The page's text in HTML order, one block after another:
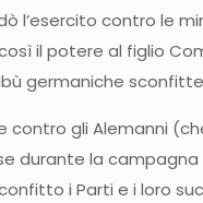
l’esercito contro le
il potere al figlio
germaniche
gli Alemanni
durante la campagna
i Parti e i loro